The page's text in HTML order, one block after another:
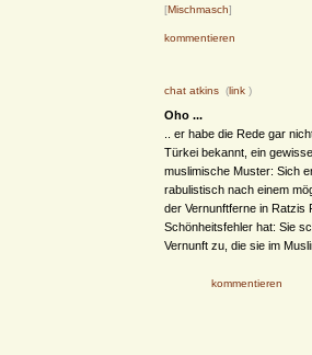
[Mischmasch]
kommentieren
chat atkins (link )
Oho ...
.. er habe die Rede gar
Türkei bekannt, ein
muslimische Muster: Sich
rabulistisch nach einem
der Vernunftferne in Ratzis
Schönheitsfehler hat: Sie
Vernunft zu, die sie im
kommentieren